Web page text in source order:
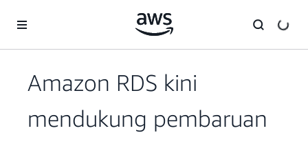
Amazon RDS kini
mendukung pembaruan